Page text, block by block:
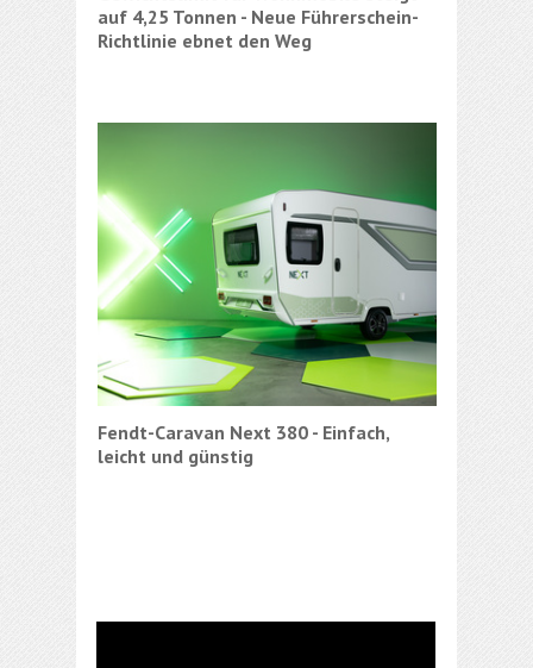
auf 4,25 Tonnen - Neue Führerschein-
Richtlinie ebnet den Weg
Fendt-Caravan Next 380 - Einfach,
leicht und günstig